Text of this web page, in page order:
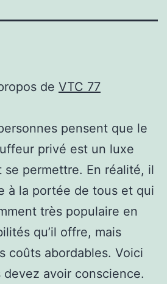
de VTC 77
pensent que le
privé est un luxe
permettre. En réalité, il
à la portée de tous et qui
très populaire en
qu’il offre, mais
coûts abordables. Voici
avoir conscience.